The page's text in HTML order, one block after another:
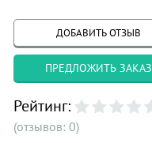
ДОБАВИТЬ ОТЗЫВ
ПРЕДЛОЖИТЬ ЗАКАЗ
Рейтинг:
(отзывов: 0)